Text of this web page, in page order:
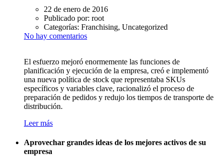
22 de enero de 2016
Publicado por: root
Categorías: Franchising, Uncategorized
No hay comentarios
El esfuerzo mejoró enormemente las funciones de
planificación y ejecución de la empresa, creó e implementó
una nueva política de stock que representaba SKUs
específicos y variables clave, racionalizó el proceso de
preparación de pedidos y redujo los tiempos de transporte de
distribución.
Leer más
Aprovechar grandes ideas de los mejores activos de su
empresa